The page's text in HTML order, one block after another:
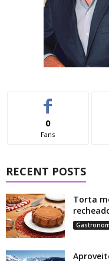
0
Fans
RECENT POSTS
Torta